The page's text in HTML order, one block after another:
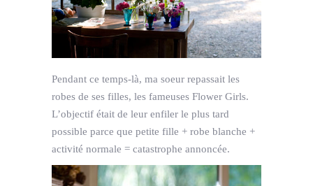
Pendant ce temps-là, ma soeur repassait les
robes de ses filles, les fameuses Flower Girls.
L’objectif était de leur enfiler le plus tard
possible parce que petite fille + robe blanche +
activité normale = catastrophe annoncée.